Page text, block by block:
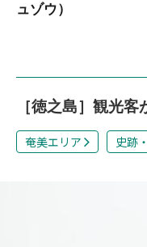
ュゾウ）
［徳之島］観光
奄美エリア 史跡